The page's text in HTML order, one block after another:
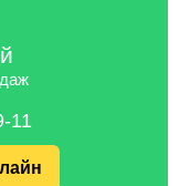
11